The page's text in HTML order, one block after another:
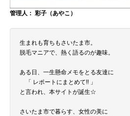
管理人： 彩子（あやこ）
生まれも育ちもさいたま市。
脱毛マニアで、熱く語るのが趣味。
ある日、一生懸命メモをとる友達に
「 レポートにまとめて!! 」
と言われ、本サイトが誕生☆
さいたま市で暮らす、女性の美に